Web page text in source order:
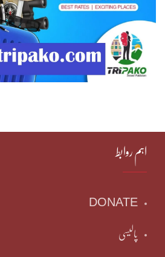
اہم روابط
DONATE
پالیسی